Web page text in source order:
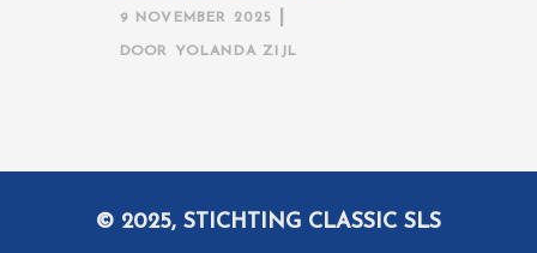
9 NOVEMBER 2025
DOOR YOLANDA ZIJL
© 2025, STICHTING CLASSIC SLS